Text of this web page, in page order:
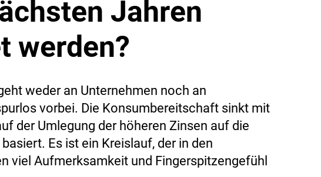
Jahren
werden?
weder an Unternehmen noch an
vorbei. Die Konsumbereitschaft sinkt mit
der Umlegung der höheren Zinsen auf die
Es ist ein Kreislauf, der in den
viel Aufmerksamkeit und Fingerspitzengefühl